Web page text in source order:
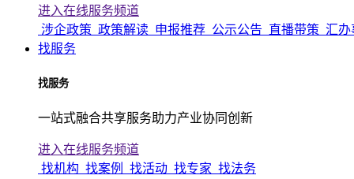
进入在线服务频道
涉企政策 政策解读 申报推荐 公示公告 直播带策 汇办
找服务
找服务
一站式融合共享服务助力产业协同创新
进入在线服务频道
找机构 找案例 找活动 找专家 找法务